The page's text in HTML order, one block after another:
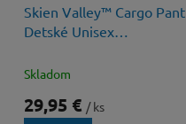
Skien Valley™ Cargo Pant
Detské Unisex
Skladom
29,95 € / ks